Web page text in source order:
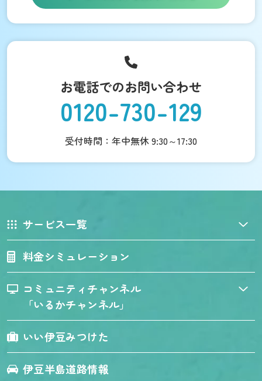
お電話でのお問い合わせ
0120-730-129
受付時間：年中無休 9:30～17:30
サービス一覧
料金シミュレーション
コミュニティチャンネル
「いるかチャンネル」
いい伊豆みつけた
伊豆半島道路情報